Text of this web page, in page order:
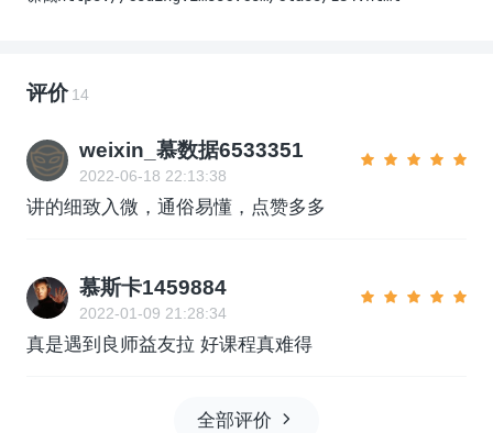
评价 14
weixin_慕数据6533351
2022-06-18 22:13:38
讲的细致入微，通俗易懂，点赞多多
慕斯卡1459884
2022-01-09 21:28:34
真是遇到良师益友拉 好课程真难得
全部评价